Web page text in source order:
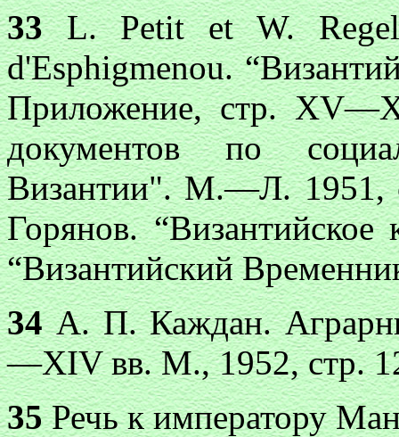
33L. Petit et W.
d'Esphigmenou.
Приложение, стр.
документов по
Византии". М.—Л. 1951,
Горянов. “Византийское
“Византийский
34А. П. Каждан.
—XIV вв. М., 1952, стр.
35Речь к императору